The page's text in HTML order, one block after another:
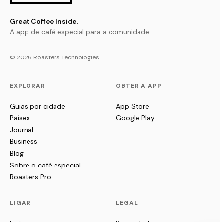
Great Coffee Inside.
A app de café especial para a comunidade.
© 2026 Roasters Technologies
EXPLORAR
Guias por cidade
Países
Journal
Business
Blog
Sobre o café especial
Roasters Pro
OBTER A APP
App Store
Google Play
LIGAR LEGAL